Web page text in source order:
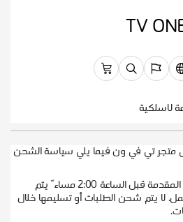
TV
لاسلكية
متجر تي في ون فيما يلي سياسة الشحن
معالجة الشحنة: جميع الطلبات المقدمة قبل الساعة 2:00 مساءً يتم
غضون 0-1 أيام عمل. لا يتم شحن الطلبات أو تسليمها خلال